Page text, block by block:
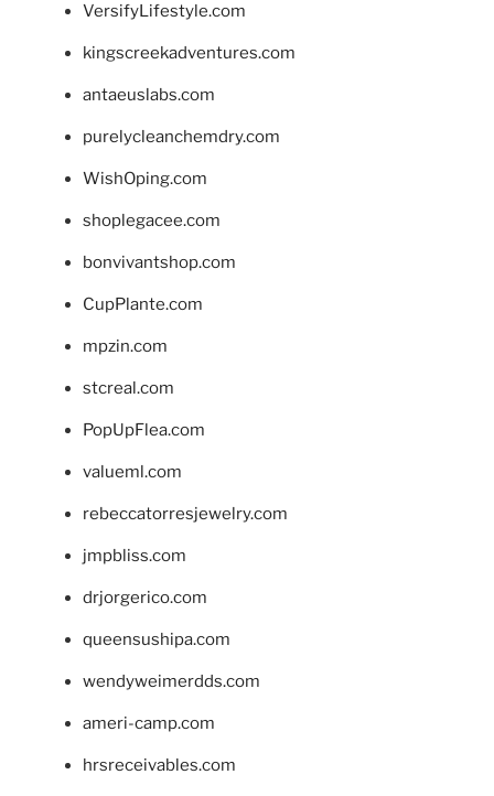
VersifyLifestyle.com
kingscreekadventures.com
antaeuslabs.com
purelycleanchemdry.com
WishOping.com
shoplegacee.com
bonvivantshop.com
CupPlante.com
mpzin.com
stcreal.com
PopUpFlea.com
valueml.com
rebeccatorresjewelry.com
jmpbliss.com
drjorgerico.com
queensushipa.com
wendyweimerdds.com
ameri-camp.com
hrsreceivables.com